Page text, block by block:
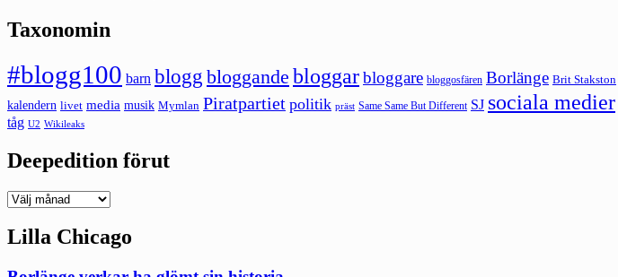
Taxonomin
#blogg100 barn blogg bloggande bloggarbloggare bloggosfären Borlänge Brit Stakston
kalendern livet media musik Mymlan Piratpartiet politik präst Same Same But Different SJ sociala medier
tåg U2 Wikileaks
Deepedition förut
Deepedition
Lilla Chicago